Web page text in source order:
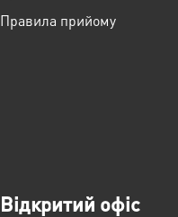
Правила прийому
Відкритий офіс